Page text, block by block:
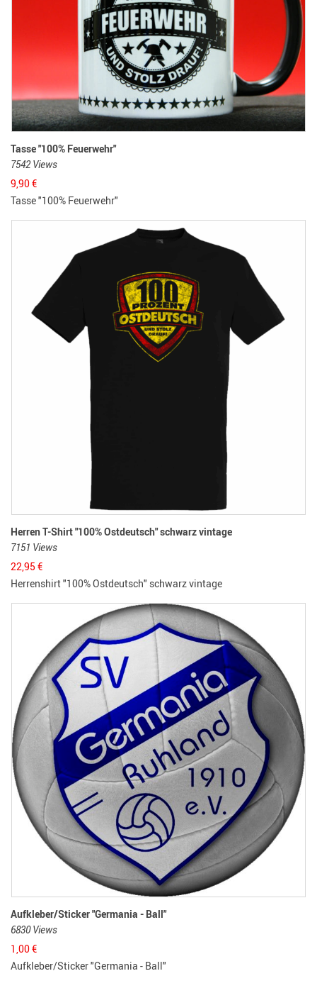
Tasse "100% Feuerwehr"
7542 Views
9,90€
Tasse "100% Feuerwehr"
Herren T-Shirt "100% Ostdeutsch" schwarz vintage
7151 Views
22,95 €
Herrenshirt "100% Ostdeutsch" schwarz vintage
Aufkleber/Sticker "Germania - Ball"
6830 Views
1,00€
Aufkleber/Sticker "Germania - Ball"